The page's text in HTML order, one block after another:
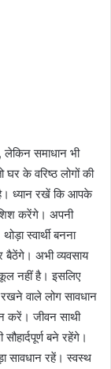
लेकिन समाधान भी
घर के वरिष्ठ लोगों की
ध्यान रखें कि आपके
करेंगे। अपनी
स्वार्थी बनना
अभी व्यवसाय
नहीं है। इसलिए
वाले लोग सावधान
करें। जीवन साथी
बने रहेंगे।
सावधान रहें। स्वस्थ